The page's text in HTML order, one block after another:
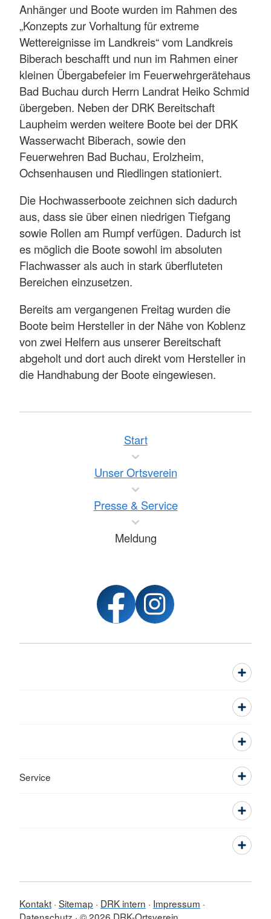
Anhänger und Boote wurden im Rahmen des
„Konzepts zur Vorhaltung für extreme
Wettereignisse im Landkreis“ vom Landkreis
Biberach beschafft und nun im Rahmen einer
kleinen Übergabefeier im Feuerwehrgerätehaus
Bad Buchau durch Herrn Landrat Heiko Schmid
übergeben. Neben der DRK Bereitschaft
Laupheim werden weitere Boote bei der DRK
Wasserwacht Biberach, sowie den
Feuerwehren Bad Buchau, Erolzheim,
Ochsenhausen und Riedlingen stationiert.
Die Hochwasserboote zeichnen sich dadurch
aus, dass sie über einen niedrigen Tiefgang
sowie Rollen am Rumpf verfügen. Dadurch ist
es möglich die Boote sowohl im absoluten
Flachwasser als auch in stark überfluteten
Bereichen einzusetzen.
Bereits am vergangenen Freitag wurden die
Boote beim Hersteller in der Nähe von Koblenz
von zwei Helfern aus unserer Bereitschaft
abgeholt und dort auch direkt vom Hersteller in
die Handhabung der Boote eingewiesen.
Start
Unser Ortsverein
Presse & Service
Meldung
Service
Kontakt Sitemap DRK intern
Impressum